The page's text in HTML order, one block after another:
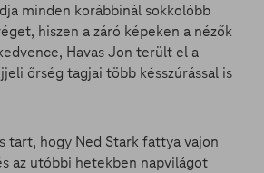
minden korábbinál sokkolóbb
hiszen a záró képeken a nézők
Havas Jon terült el a
őrség tagjai több késszúrással is
tart, hogy Ned Stark fattya vajon
az utóbbi hetekben napvilágot